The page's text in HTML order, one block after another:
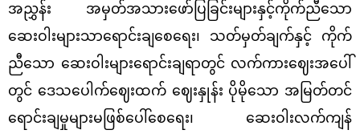
အညွှန်း အမှတ်အသားဖော်ပြခြင်းများနှင့်ကိုက်ညီသော
ဆေးဝါးများသာရောင်းချစေရေး၊ သတ်မှတ်ချက်နှင့် ကိုက်
ညီသော ဆေးဝါးများရောင်းချရာတွင် လက်ကားဈေးအပေါ်
တွင် ဒေသပေါက်ဈေးထက် ဈေးနှုန်း ပိုမိုသော အမြတ်တင်
ရောင်းချမှုများမဖြစ်ပေါ်စေရေး၊ ဆေးဝါးလက်ကျန်